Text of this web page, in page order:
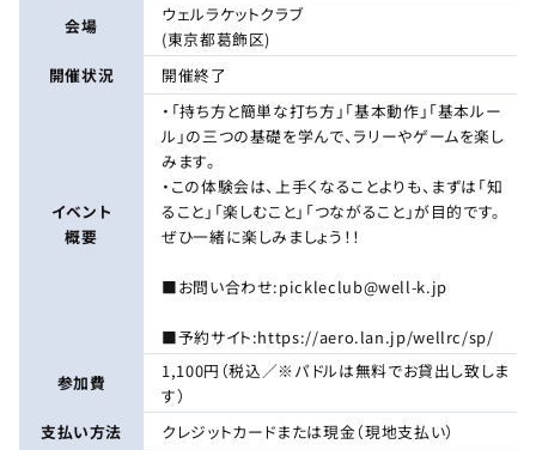
会場
ウェルラケットクラブ
(東京都葛飾区)
開催状況
開催終了
イベント
概要
・「持ち方と簡単な打ち方」「基本動作」「基本ルー
ル」の三つの基礎を学んで、ラリーやゲームを楽し
みます。
・この体験会は、上手くなることよりも、まずは「知
ること」「楽しむこと」「つながること」が目的です。
ぜひ一緒に楽しみましょう！！
■お問い合わせ:pickleclub@well-k.jp
■予約サイト:https://aero.lan.jp/wellrc/sp/
参加費
1,100円（税込／※パドルは無料でお貸出し致しま
す）
支払い方法
クレジットカードまたは現金（現地支払い）